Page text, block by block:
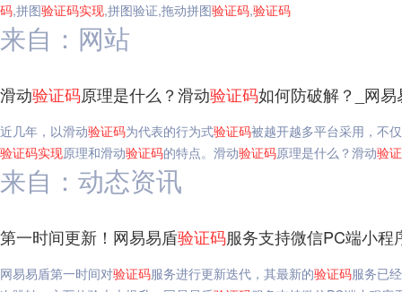
码,拼图验证码实现,拼图验证,拖动拼图验证码,验证码
来自：网站
滑动验证码原理是什么？滑动验证码如何防破解？_网易
近几年，以滑动验证码为代表的行为式验证码被越开越多平台采用，不
验证码实现原理和滑动验证码的特点。滑动验证码原理是什么？滑动验
来自：动态资讯
第一时间更新！网易易盾验证码服务支持微信PC端小
网易易盾第一时间对验证码服务进行更新迭代，其最新的验证码服务已